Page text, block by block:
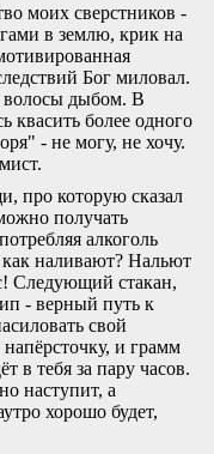
моих сверстников -
в землю, крик на
Бог миловал.
волосы дыбом. В
квасить более одного
- не могу, не хочу.
про которую сказал
получать
алкоголь
наливают? Нальют
Следующий стакан,
- верный путь к
свой
и грамм
в тебя за пару часов.
наступит, а
хорошо будет,